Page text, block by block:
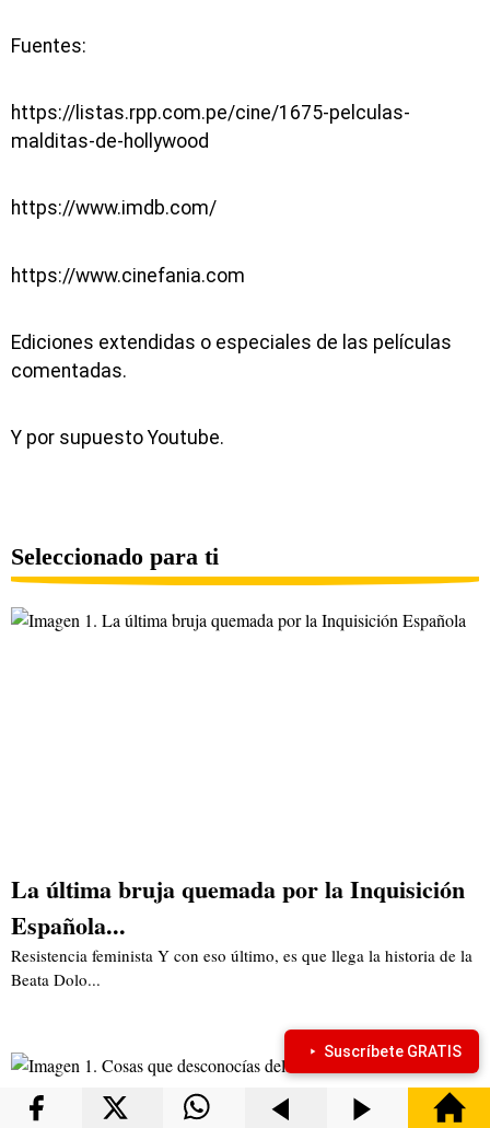
Fuentes:
https://listas.rpp.com.pe/cine/1675-pelculas-
malditas-de-hollywood
https://www.imdb.com/
https://www.cinefania.com
Ediciones extendidas o especiales de las películas
comentadas.
Y por supuesto Youtube.
Seleccionado para ti
La última bruja quemada por la Inquisición
Española...
Resistencia feminista Y con eso último, es que llega la historia de la
Beata Dolo...
Suscríbete GRATIS